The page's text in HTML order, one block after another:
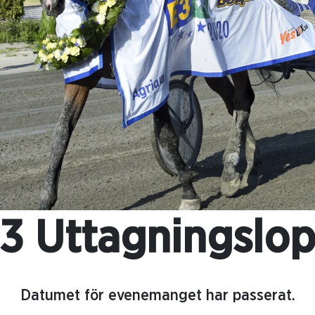
Datumet för evenemanget har passerat.